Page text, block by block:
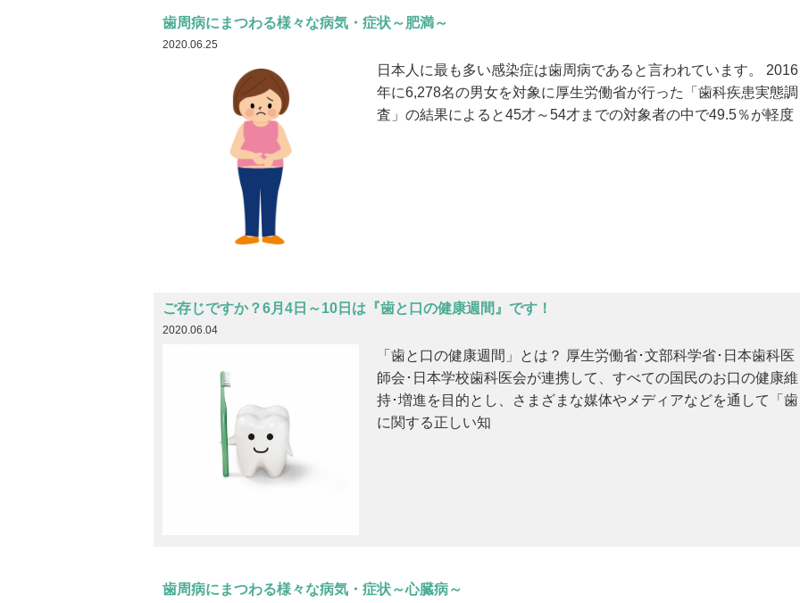
歯周病にまつわる様々な病気・症状～肥満～
2020.06.25
日本人に最も多い感染症は歯周病であると言われています。 2016
年に6,278名の男女を対象に厚生労働省が行った「歯科疾患実態調
査」の結果によると45才～54才までの対象者の中で49.5％が軽度
ご存じですか？6月4日～10日は『歯と口の健康週間』です！
2020.06.04
「歯と口の健康週間」とは？ 厚生労働省･文部科学省･日本歯科医
師会･日本学校歯科医会が連携して、すべての国民のお口の健康維
持･増進を目的とし、さまざまな媒体やメディアなどを通して「歯
に関する正しい知
歯周病にまつわる様々な病気・症状～心臓病～